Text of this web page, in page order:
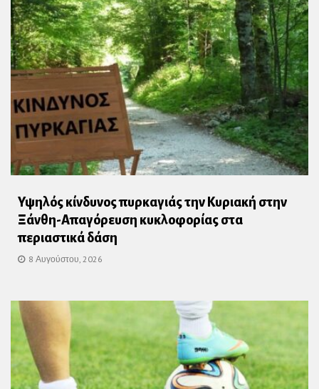
Υψηλός κίνδυνος πυρκαγιάς την Κυριακή στην
Ξάνθη-Απαγόρευση κυκλοφορίας στα
περιαστικά δάση
8 Αυγούστου, 2026